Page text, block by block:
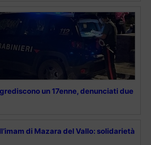
un 17enne, denunciati due
di Mazara del Vallo: solidarietà